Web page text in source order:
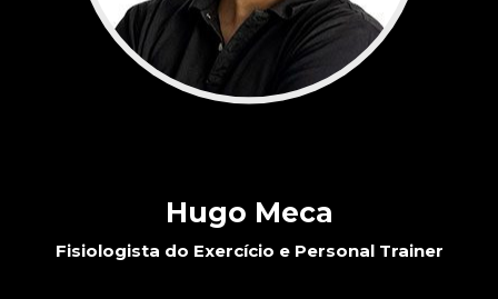
Hugo Meca
Fisiologista do Exercício e Personal Trainer